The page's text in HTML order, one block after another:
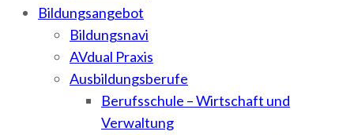
Bildungsangebot
Bildungsnavi
AVdual Praxis
Ausbildungsberufe
Berufsschule – Wirtschaft und
Verwaltung